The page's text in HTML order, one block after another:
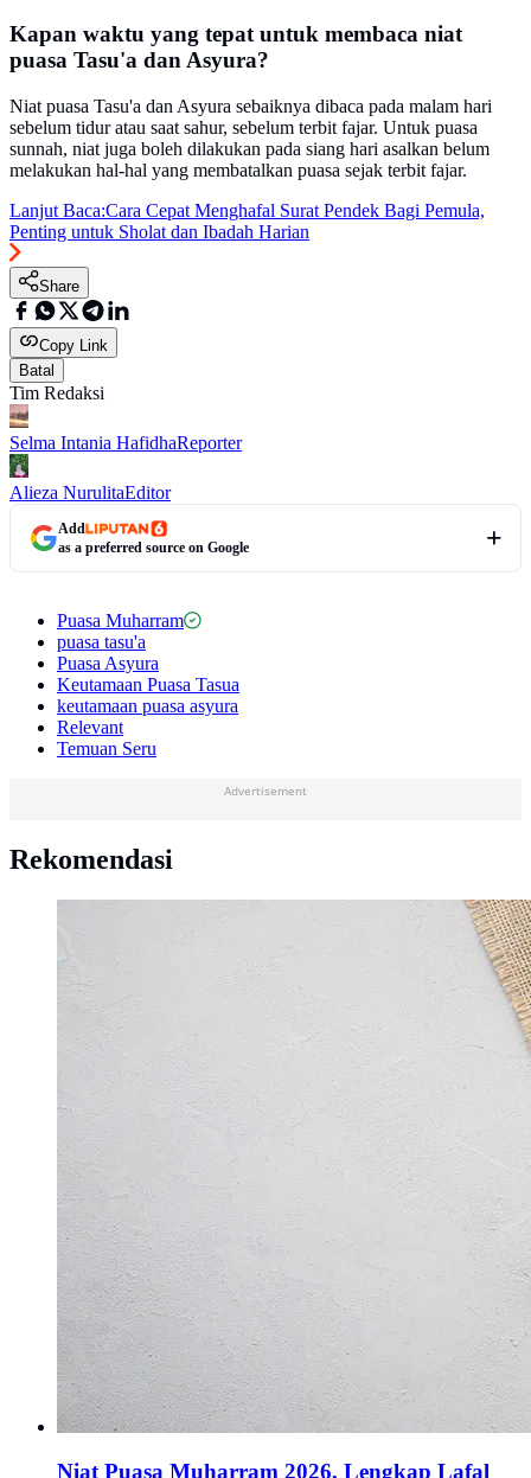
Kapan waktu yang tepat untuk membaca niat
puasa Tasu'a dan Asyura?
Niat puasa Tasu'a dan Asyura sebaiknya dibaca pada malam hari
sebelum tidur atau saat sahur, sebelum terbit fajar. Untuk puasa
sunnah, niat juga boleh dilakukan pada siang hari asalkan belum
melakukan hal-hal yang membatalkan puasa sejak terbit fajar.
Lanjut Baca:Cara Cepat Menghafal Surat Pendek Bagi Pemula,
Penting untuk Sholat dan Ibadah Harian
Share
Copy Link
Batal
Tim Redaksi
Selma Intania HafidhaReporter
Alieza NurulitaEditor
Add
as a preferred source on Google
Puasa Muharram
puasa tasu'a
Puasa Asyura
Keutamaan Puasa Tasua
keutamaan puasa asyura
Relevant
Temuan Seru
Advertisement
Rekomendasi
Niat Puasa Muharram 2026, Lengkap Lafal